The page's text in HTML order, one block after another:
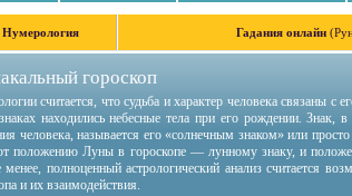
Нумерология Гадания онлайн
гороскоп
считается, что судьба и характер человека связаны
находились небесные тела при его рождении. Знак,
человека, называется его «солнечным знаком» или
положению Луны в гороскопе — лунному знаку, и
полноценный астрологический анализ считается
и их взаимодействия.